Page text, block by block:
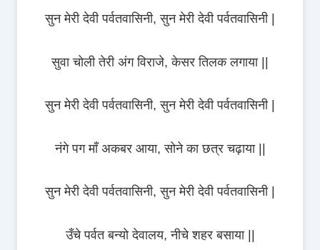
सुन मेरी देवी पर्वतवासिनी, सुन मेरी देवी पर्वतवासिनी |
सुवा चोली तेरी अंग विराजे, केसर तिलक लगाया ||
सुन मेरी देवी पर्वतवासिनी, सुन मेरी देवी पर्वतवासिनी |
नंगे पग माँ अकबर आया, सोने का छत्र चढ़ाया ||
सुन मेरी देवी पर्वतवासिनी, सुन मेरी देवी पर्वतवासिनी |
उँचे पर्वत बन्यो देवालय, नीचे शहर बसाया ||